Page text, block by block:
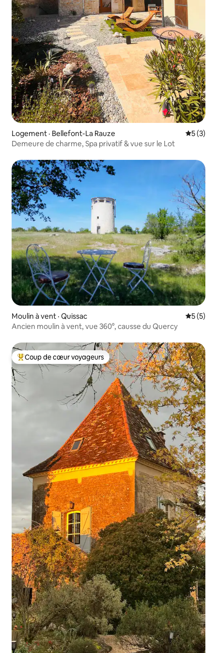
Logement · Bellefont-La Rauze Note
5 (3)
Demeure de charme, Spa privatif & vue sur le Lot
Moulin à vent · Quissac Note
5 (5)
Ancien moulin à vent, vue 360°, causse du Quercy
Coup de cœur voyageurs parmi les plus aimés
Coup de cœur voyageurs